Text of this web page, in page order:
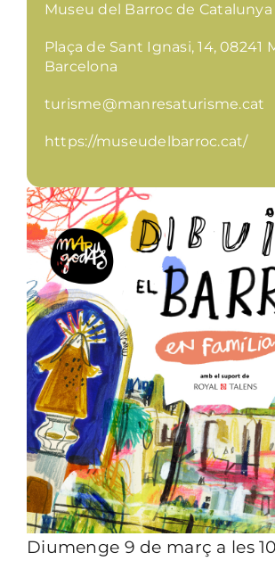
Museu del Barroc de Catalunya
Plaça de Sant Ignasi, 14, 08241
Barcelona
turisme@manresaturisme.cat
https://museudelbarroc.cat/
Diumenge 9 de març a les